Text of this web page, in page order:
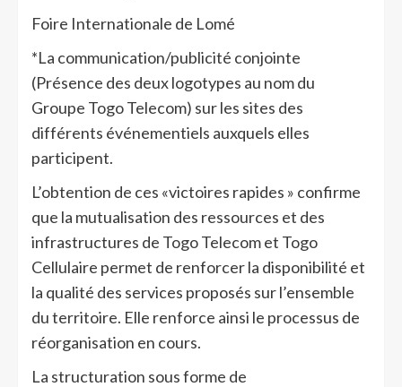
Foire Internationale de Lomé
*La communication/publicité conjointe
(Présence des deux logotypes au nom du
Groupe Togo Telecom) sur les sites des
différents événementiels auxquels elles
participent.
L’obtention de ces «victoires rapides » confirme
que la mutualisation des ressources et des
infrastructures de Togo Telecom et Togo
Cellulaire permet de renforcer la disponibilité et
la qualité des services proposés sur l’ensemble
du territoire. Elle renforce ainsi le processus de
réorganisation en cours.
La structuration sous forme de